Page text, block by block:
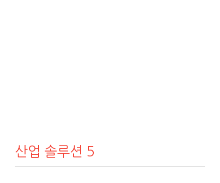
산업 솔루션 5